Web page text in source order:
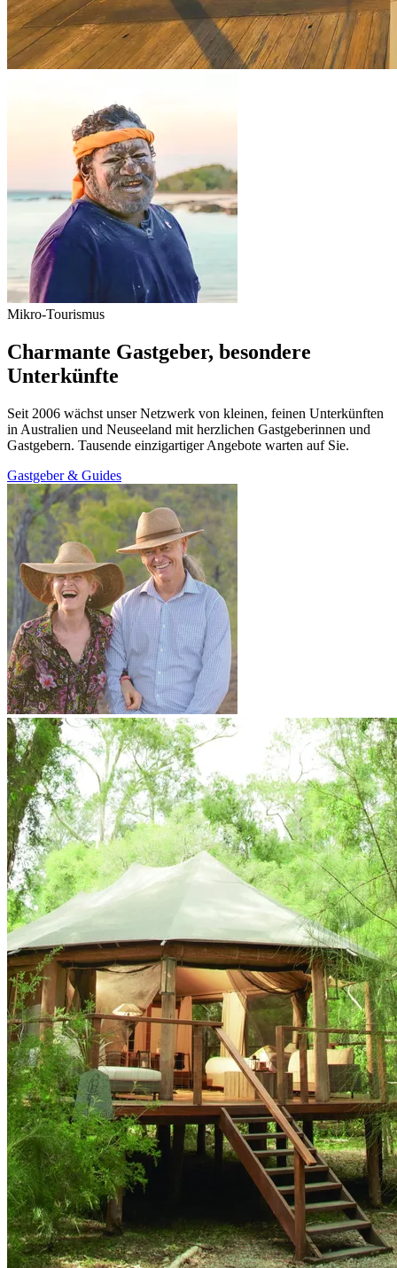
Mikro-Tourismus
Charmante Gastgeber, besondere
Unterkünfte
Seit 2006 wächst unser Netzwerk von kleinen, feinen Unterkünften
in Australien und Neuseeland mit herzlichen Gastgeberinnen und
Gastgebern. Tausende einzigartiger Angebote warten auf Sie.
Gastgeber & Guides